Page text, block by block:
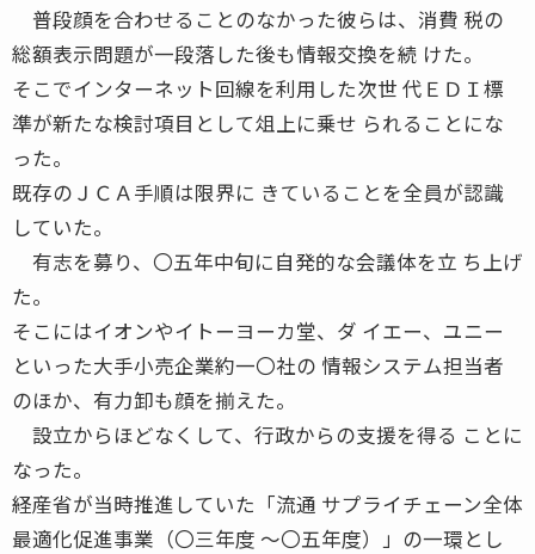
普段顔を合わせることのなかった彼らは、消費 税の
総額表示問題が一段落した後も情報交換を続 けた。
そこでインターネット回線を利用した次世 代ＥＤＩ標
準が新たな検討項目として俎上に乗せ られることにな
った。
既存のＪＣＡ手順は限界に きていることを全員が認識
していた。
有志を募り、〇五年中旬に自発的な会議体を立 ち上げ
た。
そこにはイオンやイトーヨーカ堂、ダ イエー、ユニー
といった大手小売企業約一〇社の 情報システム担当者
のほか、有力卸も顔を揃えた。
設立からほどなくして、行政からの支援を得る ことに
なった。
経産省が当時推進していた「流通 サプライチェーン全体
最適化促進事業（〇三年度 〜〇五年度）」の一環とし